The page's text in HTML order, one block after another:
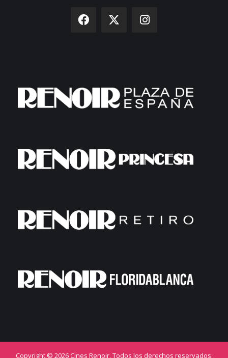
Copyright © 2026 Cines Renoir. Todos los derechos reservados.